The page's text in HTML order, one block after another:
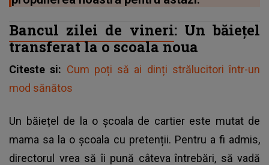
Bancul zilei de vineri: Un băiețel
transferat la o scoala noua
Citeste si: Cum poți să ai dinți strălucitori într-un
mod sănătos
Un băiețel de la o școala de cartier este mutat de
mama sa la o școala cu pretenții. Pentru a fi admis,
directorul vrea să îi pună câteva întrebări, să vadă